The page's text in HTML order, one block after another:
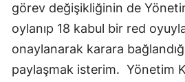
görev değişikliğinin de
oylanıp 18 kabul bir red
onaylanarak karara
paylaşmak isterim. Yönetim